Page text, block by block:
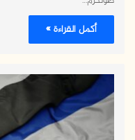
أكمل القراءة »